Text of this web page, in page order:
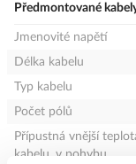
Předmontované
Jmenovité napětí
Délka kabelu
Typ kabelu
Počet pólů
Přípustná vnější
kabelu, v pohybu